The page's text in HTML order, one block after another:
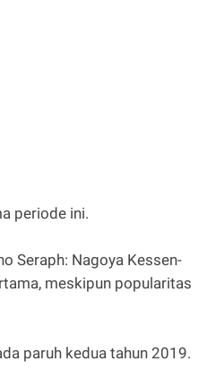
periode ini.
Seraph: Nagoya Kessen-
meskipun popularitas
paruh kedua tahun 2019.